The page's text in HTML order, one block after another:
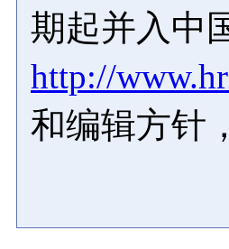
期起并入中
http://
和编辑方针